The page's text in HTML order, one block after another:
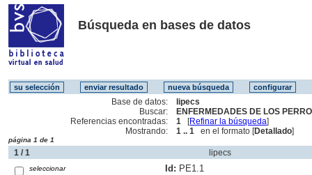
Búsqueda en bases de datos
Base de datos:
lipecs
Buscar:
ENFERMEDADES DE LOS
Referencias encontradas:
1 [Refinar la búsqueda]
Mostrando:
1 .. 1 en el formato [Detallado]
página 1 de 1
1 / 1 lipecs
seleccionar Id: PE1.1